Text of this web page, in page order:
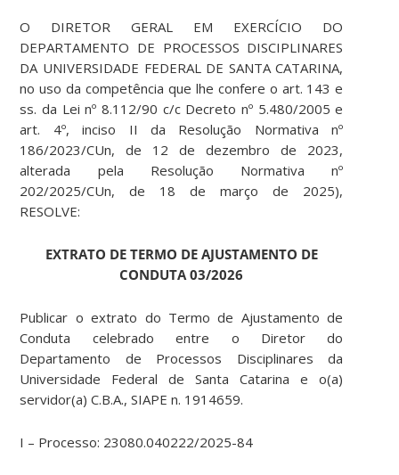
O DIRETOR GERAL EM EXERCÍCIO DO
DEPARTAMENTO DE PROCESSOS DISCIPLINARES
DA UNIVERSIDADE FEDERAL DE SANTA CATARINA,
no uso da competência que lhe confere o art. 143 e
ss. da Lei nº 8.112/90 c/c Decreto nº 5.480/2005 e
art. 4º, inciso II da Resolução Normativa nº
186/2023/CUn, de 12 de dezembro de 2023,
alterada pela Resolução Normativa nº
202/2025/CUn, de 18 de março de 2025),
RESOLVE:
EXTRATO DE TERMO DE AJUSTAMENTO DE
CONDUTA 03/2026
Publicar o extrato do Termo de Ajustamento de
Conduta celebrado entre o Diretor do
Departamento de Processos Disciplinares da
Universidade Federal de Santa Catarina e o(a)
servidor(a) C.B.A., SIAPE n. 1914659.
I – Processo: 23080.040222/2025-84